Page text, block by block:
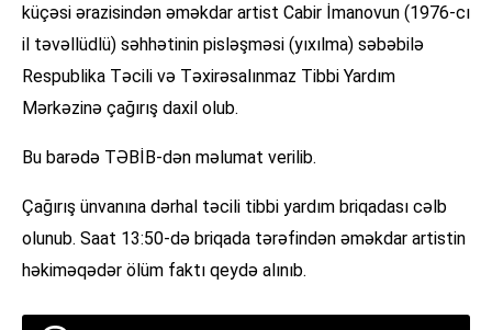
küçəsi ərazisindən əməkdar artist Cabir İmanovun (1976-cı
il təvəllüdlü) səhhətinin pisləşməsi (yıxılma) səbəbilə
Respublika Təcili və Təxirəsalınmaz Tibbi Yardım
Mərkəzinə çağırış daxil olub.
Bu barədə TƏBİB-dən məlumat verilib.
Çağırış ünvanına dərhal təcili tibbi yardım briqadası cəlb
olunub. Saat 13:50-də briqada tərəfindən əməkdar artistin
həkiməqədər ölüm faktı qeydə alınıb.